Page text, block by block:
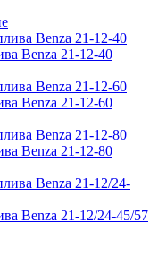
Benza 21-12-40
Benza 21-12-60
Benza 21-12-80
Benza 21-12/24-45/57